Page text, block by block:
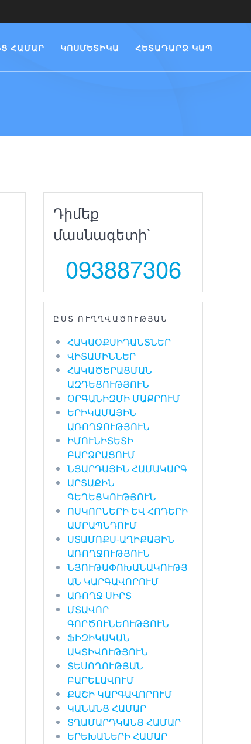
ՀԱՄԱՐ ԿՈՍՄԵՏԻԿԱ ՀԵՏԱԴԱՐՁ ԿԱՊ
Դիմեք
մասնագետի՝
093887306
ԸՍՏ ՈՒՂՂՎԱԾՈՒԹՅԱՆ
ՀԱԿԱՕՔՍԻԴԱՆՏՆԵՐ
ՎԻՏԱՄԻՆՆԵՐ
ՀԱԿԱԾԵՐԱՑՄԱՆ
ԱԶԴԵՑՈՒԹՅՈՒՆ
ՕՐԳԱՆԻԶՄԻ ՄԱՔՐՈՒՄ
ԵՐԻԿԱՄԱՅԻՆ
ԱՌՈՂՋՈՒԹՅՈՒՆ
ԻՄՈՒՆԻՏԵՏԻ
ԲԱՐՁՐԱՑՈՒՄ
ՆՅԱՐԴԱՅԻՆ ՀԱՄԱԿԱՐԳ
ԱՐՏԱՔԻՆ
ԳԵՂԵՑԿՈՒԹՅՈՒՆ
ՈՍԿՈՐՆԵՐԻ ԵՎ ՀՈԴԵՐԻ
ԱՄՐԱՊՆԴՈՒՄ
ՍՏԱՄՈՔՍ-ԱՂԻՔԱՅԻՆ
ԱՌՈՂՋՈՒԹՅՈՒՆ
ՆՅՈՒԹԱՓՈԽԱՆԱԿՈՒԹՅ
ԱՆ ԿԱՐԳԱՎՈՐՈՒՄ
ԱՌՈՂՋ ՍԻՐՏ
ՄՏԱՎՈՐ
ԳՈՐԾՈՒՆԵՈՒԹՅՈՒՆ
ՖԻԶԻԿԱԿԱՆ
ԱԿՏԻՎՈՒԹՅՈՒՆ
ՏԵՍՈՂՈՒԹՅԱՆ
ԲԱՐԵԼԱՎՈՒՄ
ՔԱՇԻ ԿԱՐԳԱՎՈՐՈՒՄ
ԿԱՆԱՆՑ ՀԱՄԱՐ
ՏՂԱՄԱՐԴԿԱՆՑ ՀԱՄԱՐ
ԵՐԵԽԱՆԵՐԻ ՀԱՄԱՐ